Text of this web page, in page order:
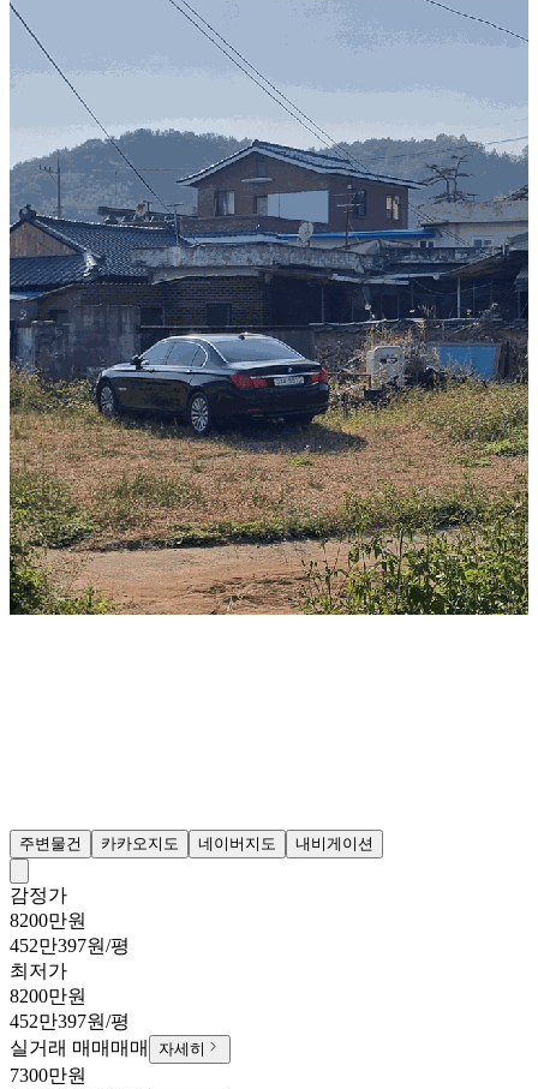
주변물건 카카오지도 네이버지도 내비게이션
감정가
8200만원
452만397원/평
최저가
8200만원
452만397원/평
실거래 매매 매매 자세히
7300만원